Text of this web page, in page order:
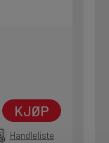
KJØP
Handleliste